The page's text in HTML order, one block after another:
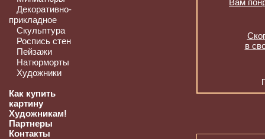
Декоративно-
прикладное
Скульптура
Роспись стен
Пейзажи
Натюрморты
Художники
Как купить
картину
Художникам!
Партнеры
Контакты
Вам
в